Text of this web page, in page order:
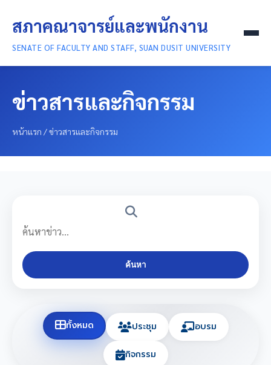
สภาคณาจารย์และพนักงาน
SENATE OF FACULTY AND STAFF, SUAN DUSIT UNIVERSITY
เกี่ยวกับเรา
สารสาระ
ข่าวสารและกิจกรรม
หน้าแรก /ข่าวสารและกิจกรรม
ค้นหา
ทั้งหมด ประชุม อบรม
กิจกรรม